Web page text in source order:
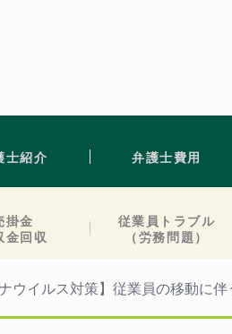
士紹介 弁護士費用
掛金
金回収
従業員トラブル
（労務問題）
ナウイルス対策】従業員の移動に